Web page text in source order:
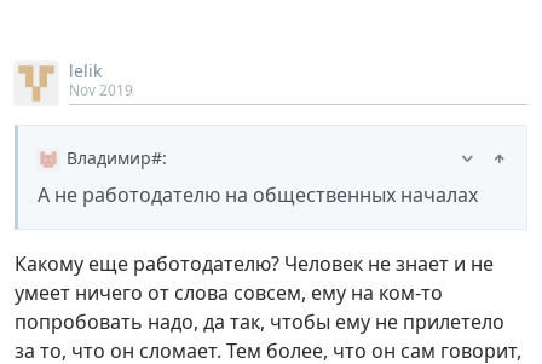
lelik
Nov 2019
Владимир#:
А не работодателю на общественных началах
Какому еще работодателю? Человек не знает и не
умеет ничего от слова совсем, ему на ком-то
попробовать надо, да так, чтобы ему не прилетело
за то, что он сломает. Тем более, что он сам говорит,